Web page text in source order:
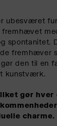
ubesværet
fremhævet
spontanitet.
fremhæver
den til en
kunstværk.
gør hver
charme.